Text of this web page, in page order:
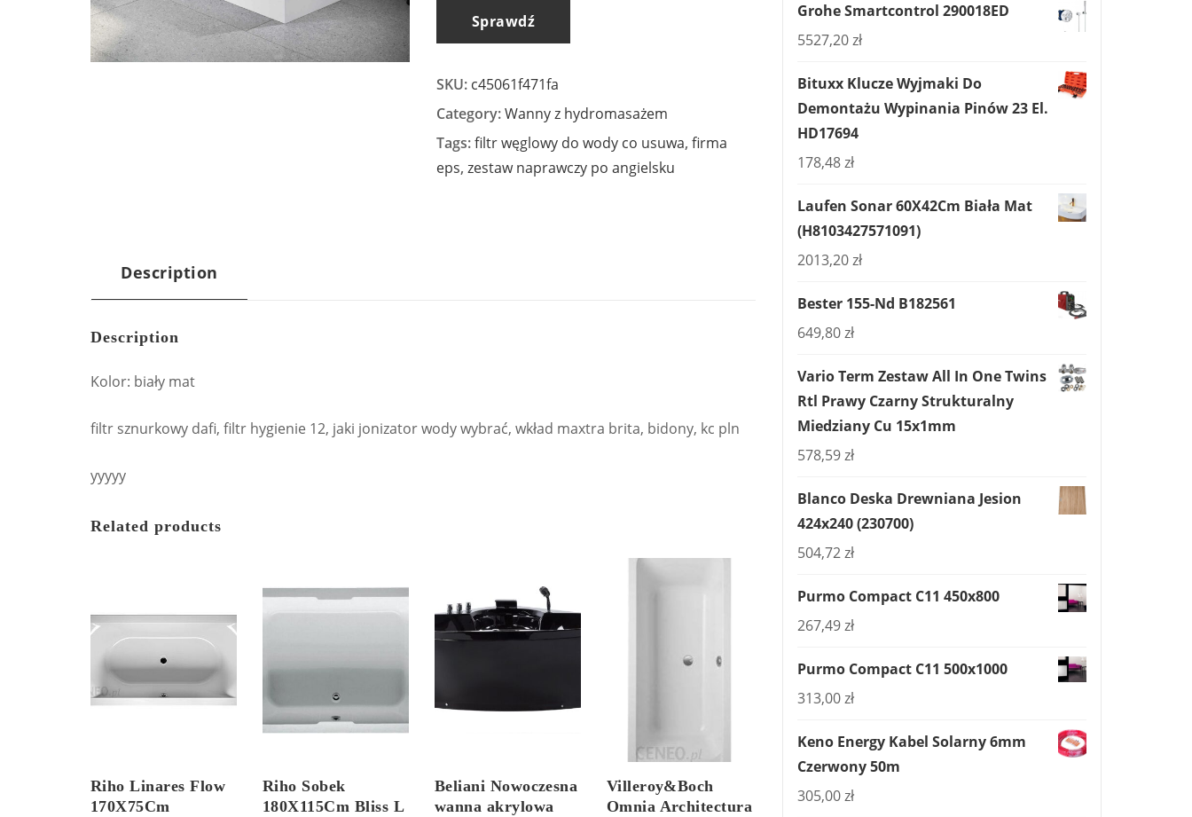
Sprawdź
SKU: c45061f471fa
Category:Wanny z hydromasażem
Tags:filtr węglowy do wody co usuwa, firma
eps, zestaw naprawczy po angielsku
Description
Description
Kolor: biały mat
filtr sznurkowy dafi, filtr hygienie 12, jaki jonizator wody wybrać, wkład maxtra brita, bidony, kc pln
yyyyy
Related products
Riho Linares Flow
170X75Cm
Riho Sobek
180X115Cm Bliss L
Beliani Nowoczesna
wanna akrylowa
Villeroy&Boch
Omnia Architectura
Grohe Smartcontrol 290018ED
5527,20zł
Bituxx Klucze Wyjmaki Do
Demontażu Wypinania Pinów 23 El.
HD17694
178,48zł
Laufen Sonar 60X42Cm Biała Mat
(H8103427571091)
2013,20zł
Bester 155-Nd B182561
649,80zł
Vario Term Zestaw All In One Twins
Rtl Prawy Czarny Strukturalny
Miedziany Cu 15x1mm
578,59zł
Blanco Deska Drewniana Jesion
424x240 (230700)
504,72zł
Purmo Compact C11 450x800
267,49zł
Purmo Compact C11 500x1000
313,00zł
Keno Energy Kabel Solarny 6mm
Czerwony 50m
305,00zł